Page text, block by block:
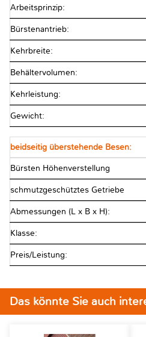
Arbeitsprinzip:
Bürstenantrieb:
Kehrbreite:
Behältervolumen:
Kehrleistung:
Gewicht:
beidseitig überstehende Besen:
Bürsten Höhenverstellung
schmutzgeschütztes Getriebe
Abmessungen (L x B x H):
Klasse:
Preis/Leistung:
Das könnte Sie auch